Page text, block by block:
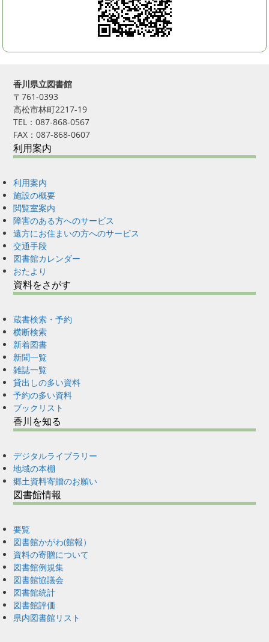
香川県立図書館
〒761-0393
高松市林町2217-19
TEL：087-868-0567
FAX：087-868-0607
利用案内
利用案内
施設の概要
閲覧室案内
障害のある方へのサービス
遠方にお住まいの方へのサービス
交通手段
図書館カレンダー
おたより
資料をさがす
蔵書検索・予約
横断検索
新着図書
新聞一覧
雑誌一覧
貸出しの多い資料
予約の多い資料
ブックリスト
香川を知る
デジタルライブラリー
地域の本棚
郷土資料寄贈のお願い
図書館情報
要覧
図書館かがわ(館報）
資料の寄贈について
図書館例規集
図書館協議会
図書館統計
図書館評価
県内図書館リスト